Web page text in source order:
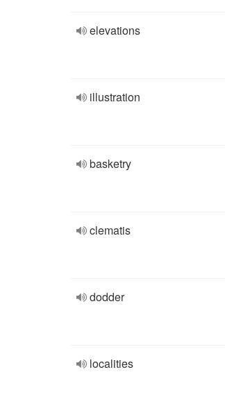
elevations
illustration
basketry
clematis
dodder
localities